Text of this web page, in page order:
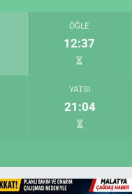
ÖĞLE
12:37
YATSI
21:04